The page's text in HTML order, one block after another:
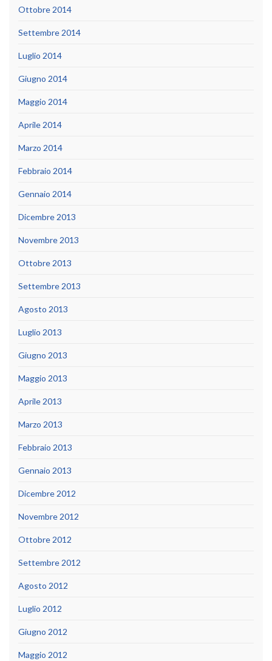
Ottobre 2014
Settembre 2014
Luglio 2014
Giugno 2014
Maggio 2014
Aprile 2014
Marzo 2014
Febbraio 2014
Gennaio 2014
Dicembre 2013
Novembre 2013
Ottobre 2013
Settembre 2013
Agosto 2013
Luglio 2013
Giugno 2013
Maggio 2013
Aprile 2013
Marzo 2013
Febbraio 2013
Gennaio 2013
Dicembre 2012
Novembre 2012
Ottobre 2012
Settembre 2012
Agosto 2012
Luglio 2012
Giugno 2012
Maggio 2012